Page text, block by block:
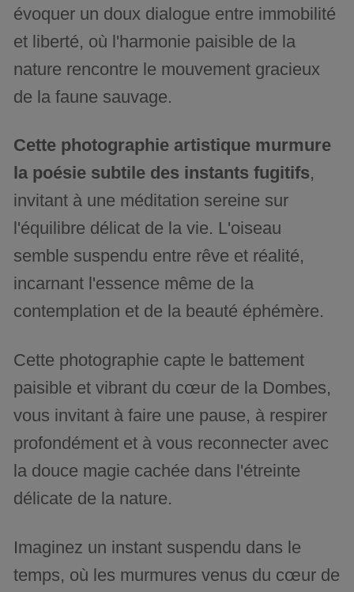
évoquer un doux dialogue entre immobilité
et liberté, où l'harmonie paisible de la
nature rencontre le mouvement gracieux
de la faune sauvage.
Cette photographie artistique murmure
la poésie subtile des instants fugitifs,
invitant à une méditation sereine sur
l'équilibre délicat de la vie. L'oiseau
semble suspendu entre rêve et réalité,
incarnant l'essence même de la
contemplation et de la beauté éphémère.
Cette photographie capte le battement
paisible et vibrant du cœur de la Dombes,
vous invitant à faire une pause, à respirer
profondément et à vous reconnecter avec
la douce magie cachée dans l'étreinte
délicate de la nature.
Imaginez un instant suspendu dans le
temps, où les murmures venus du cœur de